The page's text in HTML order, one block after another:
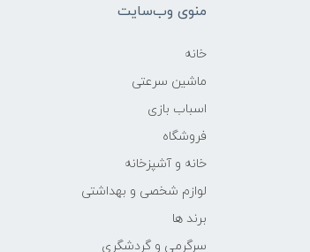
منوی وب‌سایت
خانه
ماشین سرعتی
اسباب بازی
فروشگاه
خانه و آشپزخانه
لوازم شخصی و بهداشتی
برند ها
سرگرمی و گردشگری